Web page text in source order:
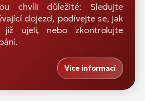
chvíli důležité: Sledujte
dojezd, podívejte se, jak
ujeli, nebo zkontrolujte
Více informací